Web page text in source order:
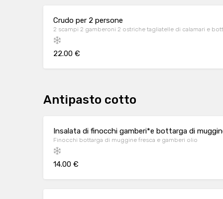
Crudo per 2 persone
2 scampi 2 gamberoni 2 ostriche tagliatelle di calamari e
22.00 €
Antipasto cotto
Insalata di finocchi gamberi*e bottarga di
Finocchi bottarga di muggine fresca e gamberi olio
14.00 €